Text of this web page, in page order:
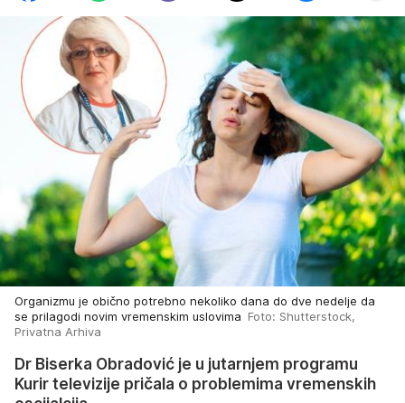
Organizmu je obično potrebno nekoliko dana do dve nedelje da
se prilagodi novim vremenskim uslovima Foto: Shutterstock,
Privatna Arhiva
Dr Biserka Obradović je u jutarnjem programu
Kurir televizije pričala o problemima vremenskih